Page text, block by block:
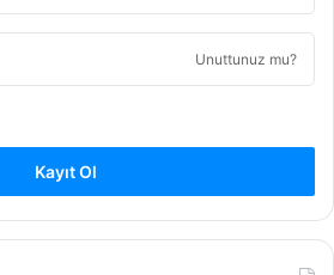
Unuttunuz mu?
Kayıt Ol